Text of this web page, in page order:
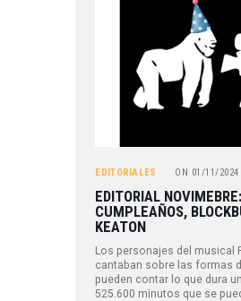
EDITORIALES ON 01/11/2024
EDITORIAL
CUMPLEAÑOS,
KEATON
Los personajes del musical
cantaban sobre las formas
pueden contar lo que dura
525.600 minutos que se